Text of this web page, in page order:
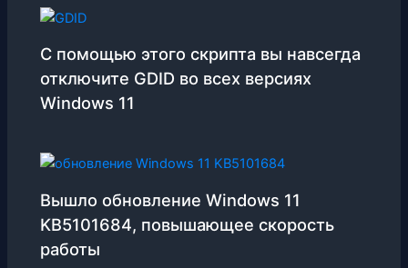
С помощью этого скрипта вы навсегда
отключите GDID во всех версиях
Windows 11
Вышло обновление Windows 11
KB5101684, повышающее скорость
работы